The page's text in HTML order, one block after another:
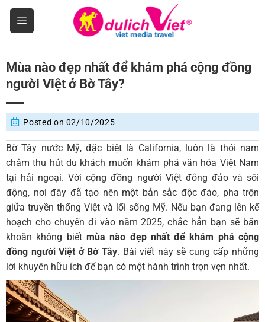
Skip
content
Mùa nào đẹp nhất để khám phá cộng đồng
người Việt ở Bờ Tây?
Posted on 02/10/2025
Bờ Tây nước Mỹ, đặc biệt là California, luôn là thỏi nam
châm thu hút du khách muốn khám phá văn hóa Việt Nam
tại hải ngoại. Với cộng đồng người Việt đông đảo và sôi
động, nơi đây đã tạo nên một bản sắc độc đáo, pha trộn
giữa truyền thống Việt và lối sống Mỹ. Nếu bạn đang lên kế
hoạch cho chuyến đi vào năm 2025, chắc hẳn bạn sẽ băn
khoăn không biết mùa nào đẹp nhất để khám phá cộng
đồng người Việt ở Bờ Tây. Bài viết này sẽ cung cấp những
lời khuyên hữu ích để bạn có một hành trình trọn vẹn nhất.